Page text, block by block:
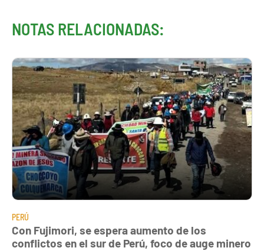
NOTAS RELACIONADAS:
PERÚ
Con Fujimori, se espera aumento de los
conflictos en el sur de Perú, foco de auge minero